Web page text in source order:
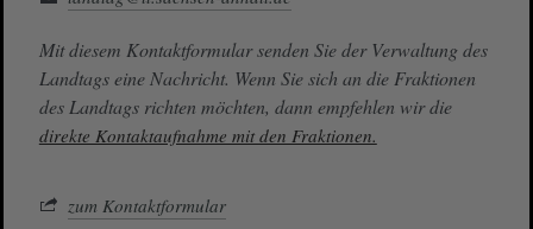
Mit diesem Kontaktformular senden Sie der Verwaltung des
Landtags eine Nachricht. Wenn Sie sich an die Fraktionen
des Landtags richten möchten, dann empfehlen wir die
direkte Kontaktaufnahme mit den Fraktionen.
zum Kontaktformular